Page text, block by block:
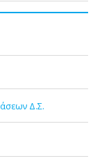
Δ.Σ.